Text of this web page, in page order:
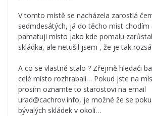
V tomto místě se nacházela zarostlá
sedmdesátých, já do těcho míst chodím
pamatuji místo jako kde pomalu
skládka, ale netušil jsem , že je tak
A co se vlastně stalo ? Zřejmě hledači
celé místo rozhrabali… Pokud jste na
prosím oznamte to starostovi na email
urad@cachrov.info, je možné že se
bývalých skládek v okolí…